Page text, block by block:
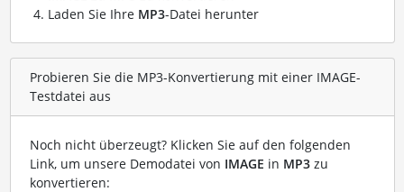
Laden Sie Ihre MP3-Datei herunter
Probieren Sie die MP3-Konvertierung mit einer IMAGE-
Testdatei aus
Noch nicht überzeugt? Klicken Sie auf den folgenden
Link, um unsere Demodatei von IMAGE in MP3zu
konvertieren: